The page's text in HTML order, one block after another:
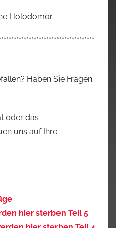
Holodomor
Haben Sie Fragen
oder das
uns auf Ihre
hier sterben Teil 5